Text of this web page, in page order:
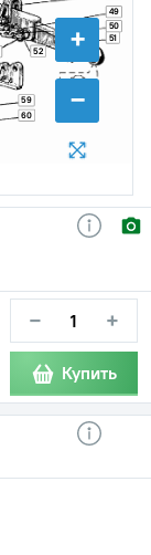
+
−
49
50
51
52
59
60
− +
Купить